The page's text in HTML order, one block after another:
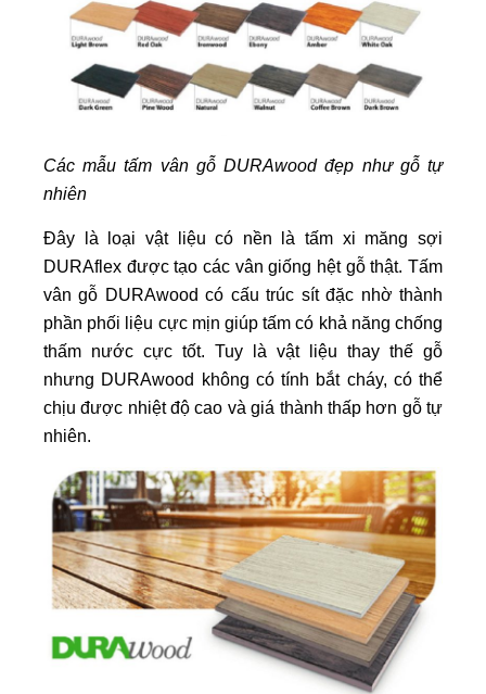
Các mẫu tấm vân gỗ DURAwood đẹp như gỗ tự
nhiên
Đây là loại vật liệu có nền là tấm xi măng sợi
DURAflex được tạo các vân giống hệt gỗ thật. Tấm
vân gỗ DURAwood có cấu trúc sít đặc nhờ thành
phần phối liệu cực mịn giúp tấm có khả năng chống
thấm nước cực tốt. Tuy là vật liệu thay thế gỗ
nhưng DURAwood không có tính bắt cháy, có thể
chịu được nhiệt độ cao và giá thành thấp hơn gỗ tự
nhiên.